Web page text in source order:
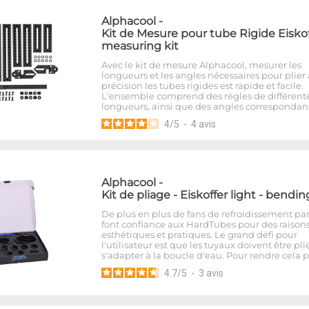
Alphacool -
Kit de Mesure pour tube Rigide
measuring kit
Avec le kit de mesure Alphacool, mesurer les
longueurs et les angles nécessaires pour plier
précision les tubes rigides est rapide et facile.
L'ensemble comprend des règles de
longueurs, ainsi que des angles
4/5 - 4 avis
Alphacool -
Kit de pliage - Eiskoffer light -
De plus en plus de fans de refroidissement
font confiance aux HardTubes pour des
esthétiques et pratiques. Le grand défi pour
l'utilisateur est que les tuyaux doivent être
s'adapter à la boucle d'eau. Pour rendre cela
4.7/5 - 3 avis